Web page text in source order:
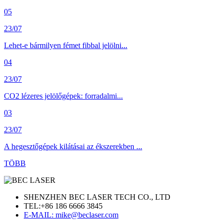
05
23/07
Lehet-e bármilyen fémet fibbal jelölni...
04
23/07
CO2 lézeres jelölőgépek: forradalmi...
03
23/07
A hegesztőgépek kilátásai az ékszerekben ...
TÖBB
SHENZHEN BEC LASER TECH CO., LTD
TEL:+86 186 6666 3845
E-MAIL: mike@beclaser.com